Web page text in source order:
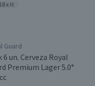
x lt
Guard
6 un. Cerveza Royal
Premium Lager 5.0°